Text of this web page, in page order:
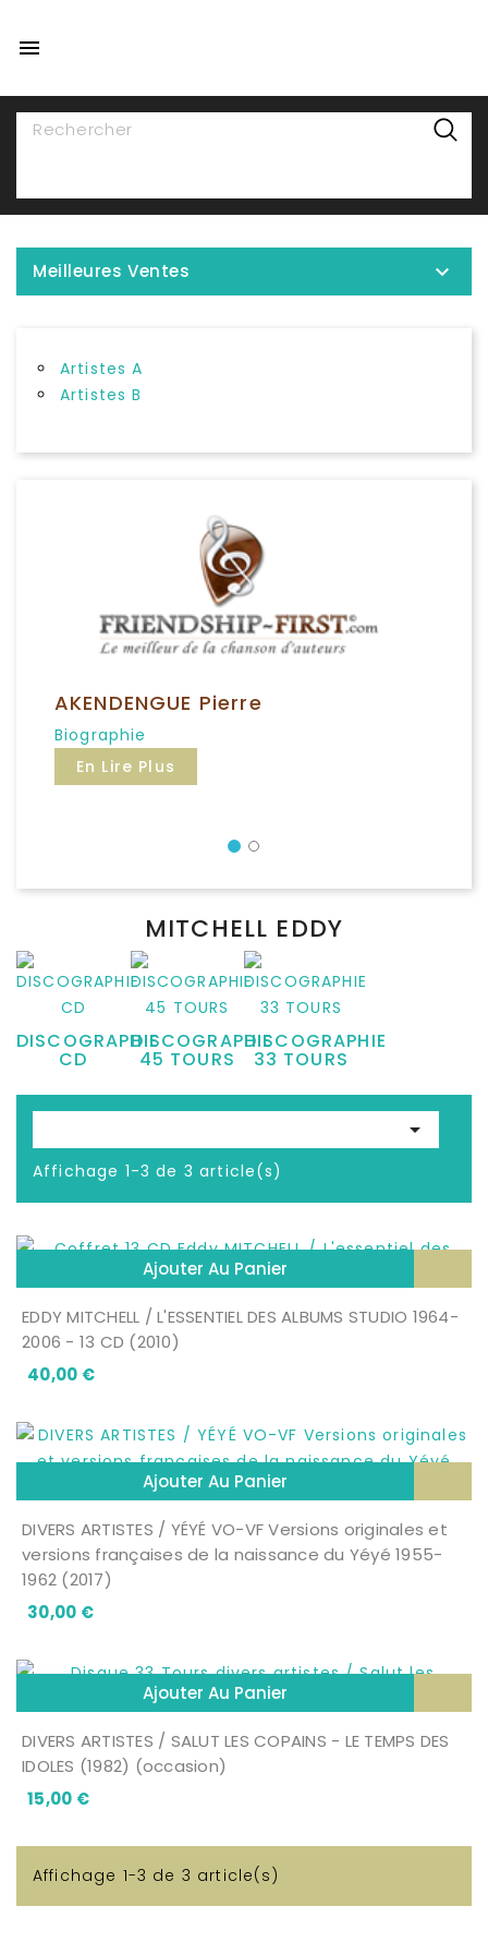

Meilleures Ventes 
Artistes A
Artistes B
AKENDENGUE Pierre
Biographie
En Lire Plus
MITCHELL EDDY
DISCOGRAPHIE
CD
DISCOGRAPHIE
45 TOURS
DISCOGRAPHIE
33 TOURS

Affichage 1-3 de 3 article(s)
Ajouter Au Panier
EDDY MITCHELL / L'ESSENTIEL DES ALBUMS STUDIO 1964-
2006 - 13 CD (2010)
40,00 €Prix
Ajouter Au Panier
DIVERS ARTISTES / YÉYÉ VO-VF Versions originales et
versions françaises de la naissance du Yéyé 1955-
1962 (2017)
30,00 €Prix
Ajouter Au Panier
DIVERS ARTISTES / SALUT LES COPAINS - LE TEMPS DES
IDOLES (1982) (occasion)
15,00 €Prix
Affichage 1-3 de 3 article(s)